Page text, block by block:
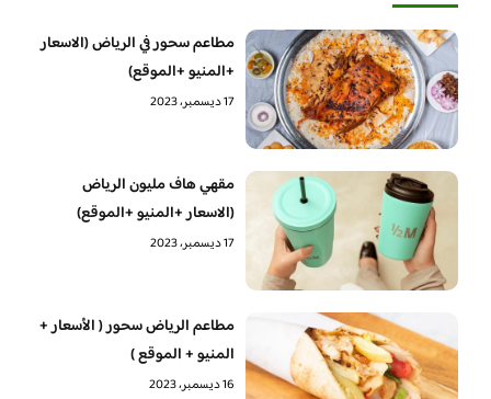
مطاعم سحور في الرياض (الاسعار
+المنيو +الموقع)
17 ديسمبر، 2023
مقهي هاف مليون الرياض
(الاسعار +المنيو +الموقع)
17 ديسمبر، 2023
مطاعم الرياض سحور ( الأسعار +
المنيو + الموقع )
16 ديسمبر، 2023